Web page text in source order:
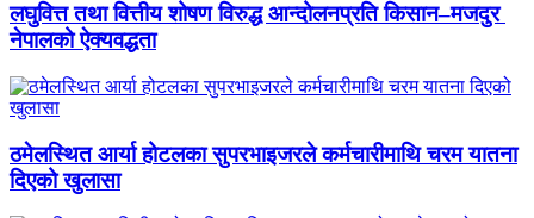
लघुवित्त तथा वित्तीय शोषण विरुद्ध आन्दोलनप्रति किसान–मजदुर
नेपालको ऐक्यवद्धता
ठमेलस्थित आर्या होटलका सुपरभाइजरले कर्मचारीमाथि चरम यातना
दिएको खुलासा